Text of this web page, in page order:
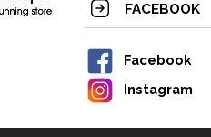
FACEBOOK
Facebook
Instagram